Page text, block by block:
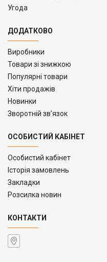
Угода
ДОДАТКОВО
Виробники
Товари зі знижкою
Популярні товари
Хіти продажів
Новинки
Зворотній зв’язок
ОСОБИСТИЙ КАБІНЕТ
Особистий кабінет
Історія замовлень
Закладки
Розсилка новин
КОНТАКТИ